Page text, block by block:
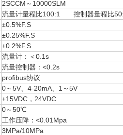
2SCCM～10000SLM
流量计量程比100:1 控制器量程比
±0.5%F.S
±0.25%F.S
±0.2%F.S
流量计：＜0.1s
流量控制器：<0.2s
profibus协议
0～5V、4-20mA、1～5V
±15VDC，24VDC
0～50℃
工作压降：<0.01Mpa
3MPa/10MPa